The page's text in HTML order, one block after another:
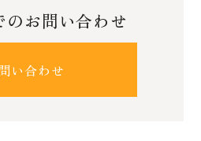
のお問い合わせ
い合わせ